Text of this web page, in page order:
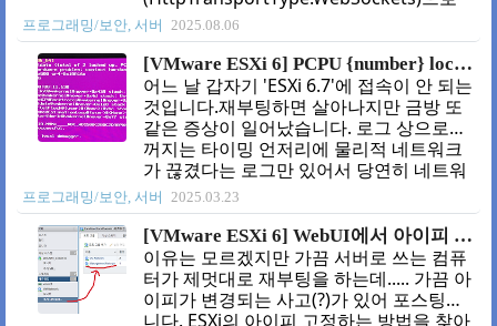
준비됐으니 .pfx파일을 생성해 봅시다.
OpenSSL 명령을 아래와 같이 사용합니
다.//.cer일때opens..
설정하였더니 연결되지 않는 현상을 목격
했습니다. 1. 증상 분석롱폴링
(HttpTransportType.LongPolling)으로는
연결된다는 것은 프론트엔드(frontend)의
시그널R설정이 잘못됐을 가능성은 낮다는
것을 의미합니다. 이런 경우 제3의 서버에
서는 되는지 확인해 보는 것이 가장 좋은
방법입니다.저의 경우 동일한 서버가 로컬
에서 문제없이 동작하고 있어서 연결하면
정상적으로 동작했습니다.이것은 프로그
램 문제가 아니라 IIS 설정 문제라는 의미입
니다. ..
프로그래밍/보안, 서버 2025.08.06
[VMware ESXi 6] PCPU {number} locked up 오류
어느 날 갑자기 'ESXi 6.7'에 접속이 안 되는
것입니다.재부팅하면 살아나지만 금방 또
같은 증상이 일어났습니다. 로그 상으로는
꺼지는 타이밍 언저리에 물리적 네트워크
가 끊겼다는 로그만 있어서 당연히 네트워
크 문제인 줄 알고허브, 랜카드, 랜선 싹 다
교체했지만..... 증상이 그대로라 공유기 고
객센터와도 통화하면서 실랑이했습니
다. 모든 방법이 통하지 않아서 결국 모니
터를 연결했습니다. 1. 증상그랬더니 아래
와 같은 오류가 표시됐습니다.PCPU
{number} locked up. Failed to ack TLB
프로그래밍/보안, 서버 2025.03.23
[VMware ESXi 6] WebUI에서 아이피 변경 및 고정
이유는 모르겠지만 가끔 서버로 쓰는 컴퓨
터가 제멋대로 재부팅을 하는데..... 가끔 아
이피가 변경되는 사고(?)가 있어 포스팅합
니다. ESXi의 아이피 고정하는 방법을 찾아